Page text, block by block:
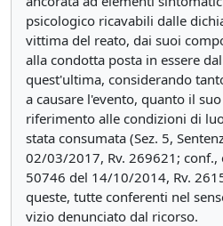
psicologico ricavabili dalle
vittima del reato, dai suoi
alla condotta posta in essere
quest'ultima, considerando
a causare l'evento, quanto il
riferimento alle condizioni di
stata consumata (Sez. 5,
02/03/2017, Rv. 269621; conf.,
50746 del 14/10/2014, Rv.
queste, tutte conferenti nel
vizio denunciato dal ricorso.